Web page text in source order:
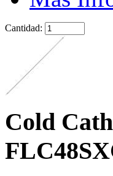
Cantidad:
Cold